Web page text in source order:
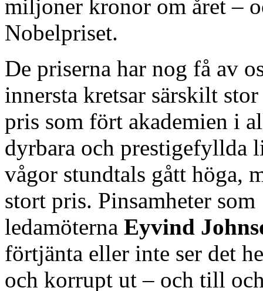
miljoner kronor om året –
Nobelpriset.
De priserna har nog få av
innersta kretsar särskilt
pris som fört akademien i
dyrbara och prestigefyllda
vågor stundtals gått höga,
stort pris. Pinsamheter
ledamöterna Eyvind
förtjänta eller inte ser det
och korrupt ut – och till